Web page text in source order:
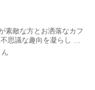
ったです。 カフェに誘
会いするととっても話し
という間。 少し年上で
話せる感じが心地よく
」と素直に伝えました。
けど、出会えてよかった
素敵な方とお洒落なカフ
思議な趣向を凝らした
とてもリラックスできま
ちゃんとあることが分